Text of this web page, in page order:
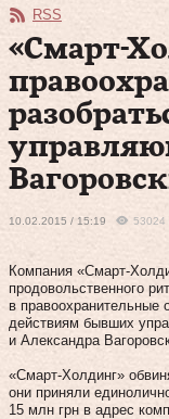
RSS
«Смарт-
10.02.2015 / 15:19 53024
Компания «Смарт-
продовольственного
в правоохранительные
действиям бывших
и Александра
«Смарт-Холдинг»
они приняли
15 млн грн в адрес